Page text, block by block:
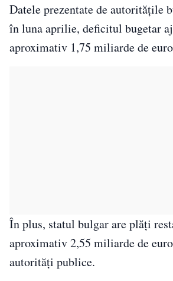
Datele prezentate de autoritățile
în luna aprilie, deficitul bugetar
aproximativ 1,75 miliarde de
În plus, statul bulgar are plăți
aproximativ 2,55 miliarde de
autorități publice.